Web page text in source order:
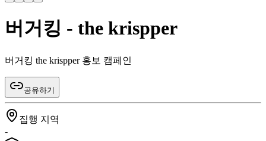
버거킹 - the krispper
버거킹 the krispper 홍보 캠페인
공유하기
집행 지역
-